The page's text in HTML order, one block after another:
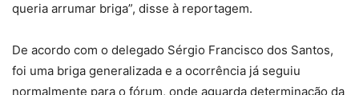
queria arrumar briga”, disse à reportagem.
De acordo com o delegado Sérgio Francisco dos Santos,
foi uma briga generalizada e a ocorrência já seguiu
normalmente para o fórum, onde aguarda determinação da